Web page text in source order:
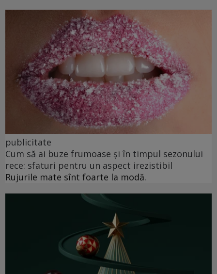
publicitate
Cum să ai buze frumoase şi în timpul sezonului
rece: sfaturi pentru un aspect irezistibil
Rujurile mate sînt foarte la modă.